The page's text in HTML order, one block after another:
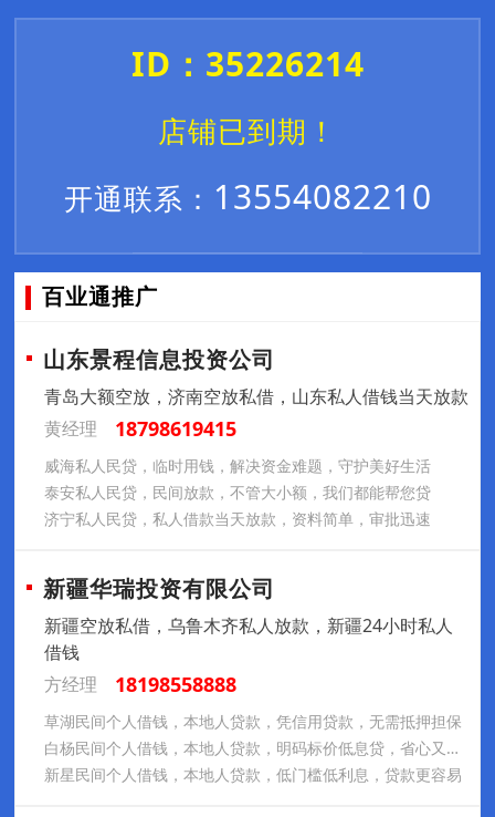
ID：35226214
店铺已到期！
开通联系： 13554082210
百业通推广
山东景程信息投资公司
青岛大额空放，济南空放私借，山东私人借钱当天放款
黄经理
18798619415
威海私人民贷，临时用钱，解决资金难题，守护美好生活
泰安私人民贷，民间放款，不管大小额，我们都能帮您贷
济宁私人民贷，私人借款当天放款，资料简单，审批迅速
新疆华瑞投资有限公司
新疆空放私借，乌鲁木齐私人放款，新疆24小时私人
借钱
方经理
18198558888
草湖民间个人借钱，本地人贷款，凭信用贷款，无需抵押担保
白杨民间个人借钱，本地人贷款，明码标价低息贷，省心又实在
新星民间个人借钱，本地人贷款，低门槛低利息，贷款更容易